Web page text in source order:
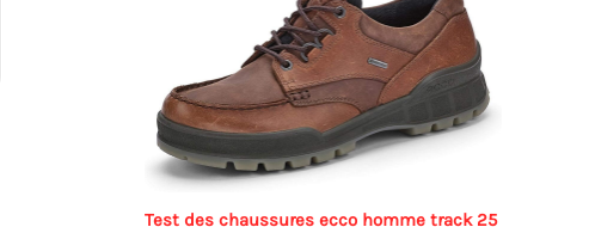
Test des chaussures ecco homme track 25